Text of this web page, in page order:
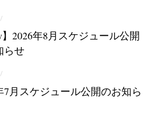
/
】2026年8月スケジュール公開
らせ
/
7月スケジュール公開のお知ら